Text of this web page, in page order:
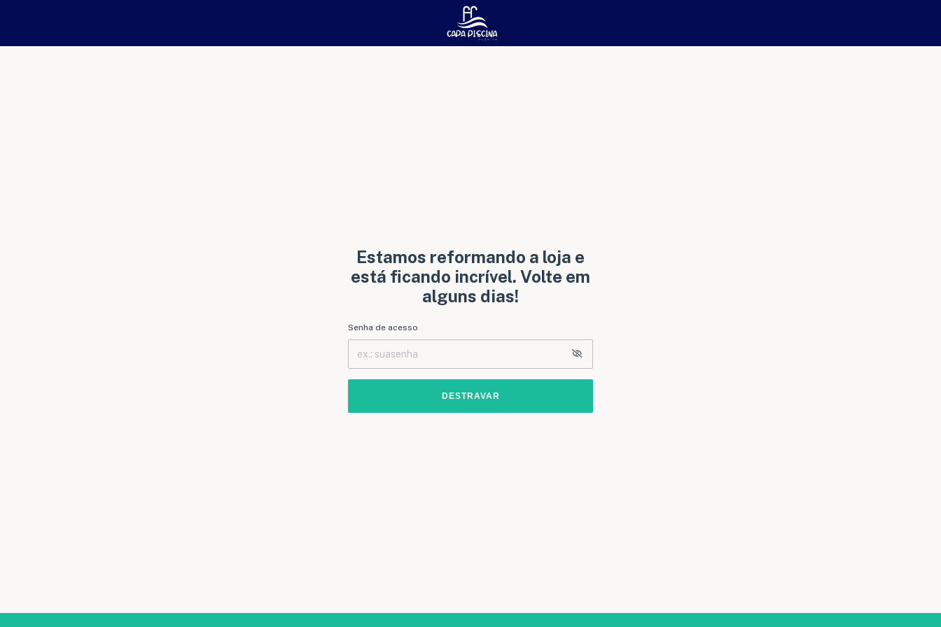
Estamos reformando a loja e
está ficando incrível. Volte em
alguns dias!
Senha de acesso
DESTRAVAR